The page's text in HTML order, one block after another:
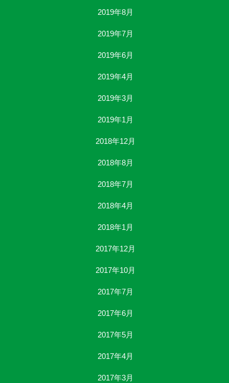
2019年8月
2019年7月
2019年6月
2019年4月
2019年3月
2019年1月
2018年12月
2018年8月
2018年7月
2018年4月
2018年1月
2017年12月
2017年10月
2017年7月
2017年6月
2017年5月
2017年4月
2017年3月